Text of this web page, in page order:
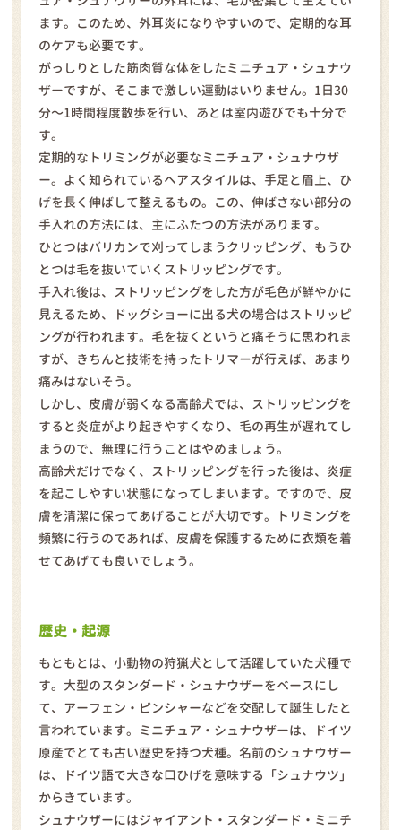
ます。このため、外耳炎になりやすいので、定期的な耳
のケアも必要です。
がっしりとした筋肉質な体をしたミニチュア・シュナウ
ザーですが、そこまで激しい運動はいりません。1日30
分〜1時間程度散歩を行い、あとは室内遊びでも十分で
す。
定期的なトリミングが必要なミニチュア・シュナウザ
ー。よく知られているヘアスタイルは、手足と眉上、ひ
げを長く伸ばして整えるもの。この、伸ばさない部分の
手入れの方法には、主にふたつの方法があります。
ひとつはバリカンで刈ってしまうクリッピング、もうひ
とつは毛を抜いていくストリッピングです。
手入れ後は、ストリッピングをした方が毛色が鮮やかに
見えるため、ドッグショーに出る犬の場合はストリッピ
ングが行われます。毛を抜くというと痛そうに思われま
すが、きちんと技術を持ったトリマーが行えば、あまり
痛みはないそう。
しかし、皮膚が弱くなる高齢犬では、ストリッピングを
すると炎症がより起きやすくなり、毛の再生が遅れてし
まうので、無理に行うことはやめましょう。
高齢犬だけでなく、ストリッピングを行った後は、炎症
を起こしやすい状態になってしまいます。ですので、皮
膚を清潔に保ってあげることが大切です。トリミングを
頻繁に行うのであれば、皮膚を保護するために衣類を着
せてあげても良いでしょう。
歴史・起源
もともとは、小動物の狩猟犬として活躍していた犬種で
す。大型のスタンダード・シュナウザーをベースにし
て、アーフェン・ピンシャーなどを交配して誕生したと
言われています。ミニチュア・シュナウザーは、ドイツ
原産でとても古い歴史を持つ犬種。名前のシュナウザー
は、ドイツ語で大きな口ひげを意味する「シュナウツ」
からきています。
シュナウザーにはジャイアント・スタンダード・ミニチ